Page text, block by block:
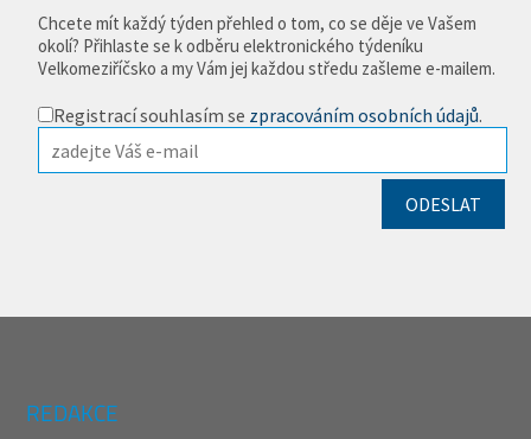
Chcete mít každý týden přehled o tom, co se děje ve Vašem
okolí? Přihlaste se k odběru elektronického týdeníku
Velkomeziříčsko a my Vám jej každou středu zašleme e-mailem.
Registrací souhlasím se zpracováním osobních údajů.
REDAKCE